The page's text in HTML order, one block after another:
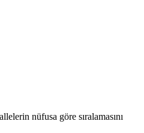
nüfusa göre sıralamasını